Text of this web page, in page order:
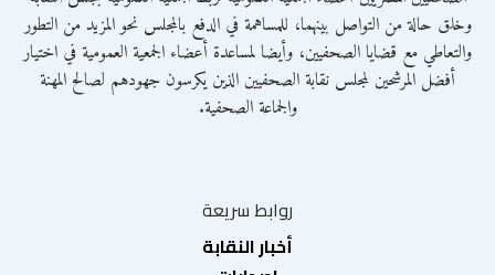
وخلق حالة من التواصل بينهما، للمساهمة في الدفع بالمجلس نحو المزيد من التطور
والتعاطي مع قضايا الصحفيين، وأيضا لمساعدة أعضاء الجمعية العمومية في اختيار
أفضل المرشحين لمجلس نقابة الصحفيين الذين يكرسون جهودهم لصالح المهنة
والجماعة الصحفية.
روابط سريعة
أخبار النقابة